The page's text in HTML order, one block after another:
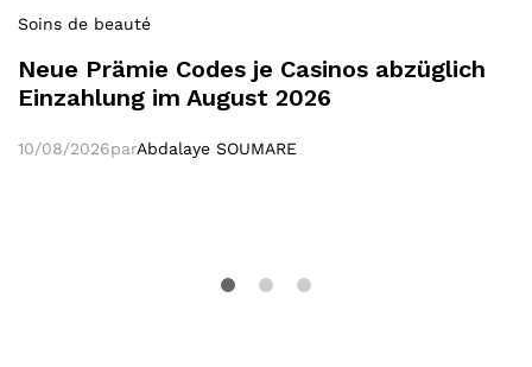
Soins de beauté
Neue Prämie Codes je Casinos abzüglich
Einzahlung im August 2026
10/08/2026parAbdalaye SOUMARE